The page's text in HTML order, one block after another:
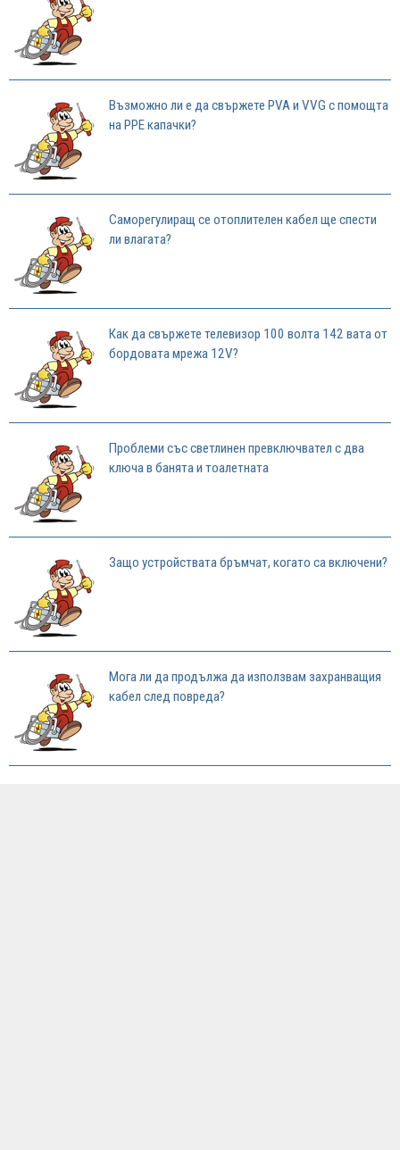
Възможно ли е да свържете PVA и VVG с помощта
на PPE капачки?
Саморегулиращ се отоплителен кабел ще спести
ли влагата?
Как да свържете телевизор 100 волта 142 вата от
бордовата мрежа 12V?
Проблеми със светлинен превключвател с два
ключа в банята и тоалетната
Защо устройствата бръмчат, когато са включени?
Мога ли да продължа да използвам захранващия
кабел след повреда?